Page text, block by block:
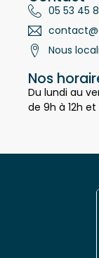
Contact
05 53 45
Nos
Du lundi au